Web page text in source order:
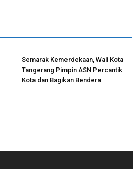
Semarak Kemerdekaan, Wali Kota
Tangerang Pimpin ASN Percantik
Kota dan Bagikan Bendera